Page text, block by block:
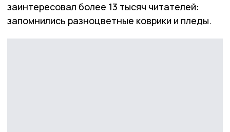
заинтересовал более 13 тысяч читателей:
запомнились разноцветные коврики и пледы.